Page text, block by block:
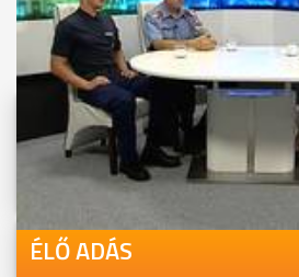
Videóink
Youtube-
ÉLŐ ADÁS